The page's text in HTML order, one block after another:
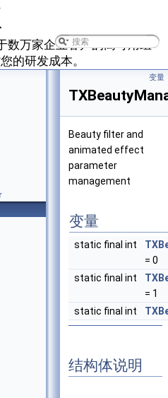
数万家企业客户的高可用组
的研发成本。
变量
Beauty filter and
animated effect
parameter
management
变量
static final int
= 0
static final int
= 1
static final int
结构体说明